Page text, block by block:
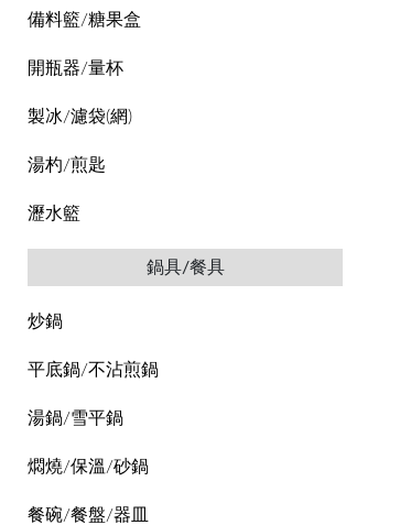
備料籃/糖果盒
開瓶器/量杯
製冰/濾袋(網)
湯杓/煎匙
瀝水籃
鍋具/餐具
炒鍋
平底鍋/不沾煎鍋
湯鍋/雪平鍋
燜燒/保溫/砂鍋
餐碗/餐盤/器皿